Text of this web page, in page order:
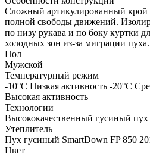
Сложный артикулированный крой
полной свободы движений.
по низу рукава и по боку куртки
холодных зон из-за миграции
Пол
Мужской
Температурный режим
-10°С Низкая активность -20°С
Высокая активность
Технологии
Высококачественный гусиный
Утеплитель
Пух гусиный SmartDown FP 850
Цвет